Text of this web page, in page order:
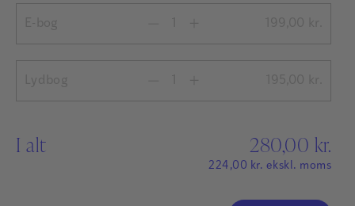
I alt 280,00 kr.
224,00 kr. ekskl. moms